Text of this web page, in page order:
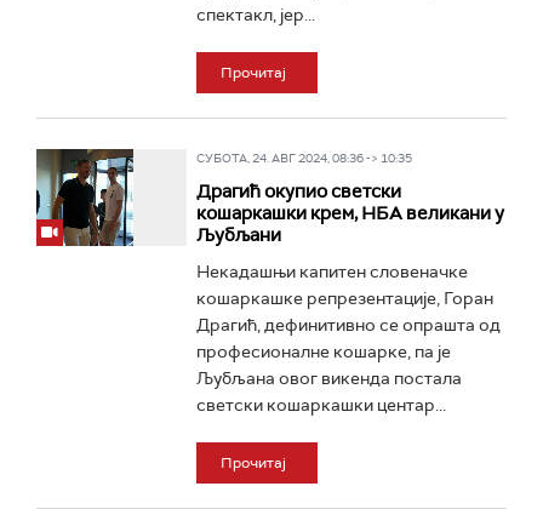
спектакл, јер...
Прочитај
СУБОТА, 24. АВГ 2024, 08:36 -> 10:35
Драгић окупио светски
кошаркашки крем, НБА великани у
Љубљани
Некадашњи капитен словеначке
кошаркашке репрезентације, Горан
Драгић, дефинитивно се опрашта од
професионалне кошарке, па је
Љубљана овог викенда постала
светски кошаркашки центар...
Прочитај